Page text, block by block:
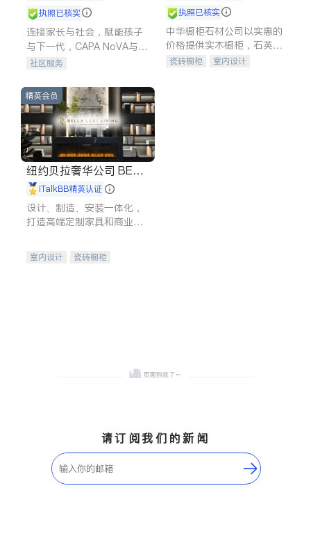
执照已核实
连接家长与社会，赋能孩子
与下一代，CAPA NoVA与您
携手建设包容、公平、充满
社区服务
执照已核实
中华橱柜石材公司以实惠的
价格提供实木橱柜，石英石
台面，多种优质不锈钢水
瓷砖橱柜
室内设计
精英会员
纽约贝拉奢华公司 BELL
A LUXE
iTalkBB精英认证
设计、制造、安装一体化，
打造高端定制家具和商业空
室内设计
瓷砖橱柜
请订阅我们的新闻